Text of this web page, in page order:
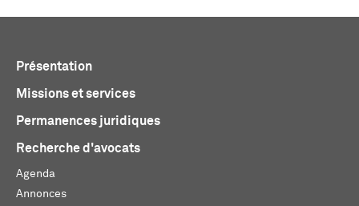
Présentation
Missions et services
Permanences juridiques
Recherche d'avocats
Agenda
Annonces